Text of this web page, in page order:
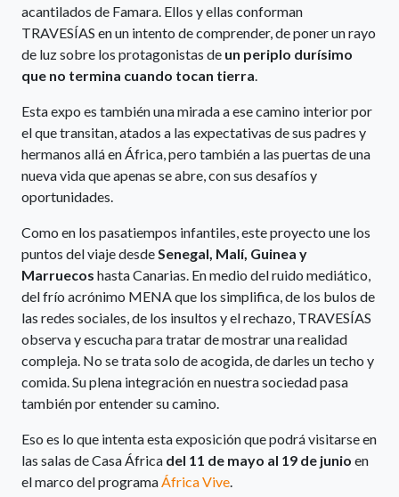
acantilados de Famara. Ellos y ellas conforman
TRAVESÍAS en un intento de comprender, de poner un rayo
de luz sobre los protagonistas de un periplo durísimo
que no termina cuando tocan tierra.
Esta expo es también una mirada a ese camino interior por
el que transitan, atados a las expectativas de sus padres y
hermanos allá en África, pero también a las puertas de una
nueva vida que apenas se abre, con sus desafíos y
oportunidades.
Como en los pasatiempos infantiles, este proyecto une los
puntos del viaje desdeSenegal, Malí, Guinea y
Marruecos hasta Canarias. En medio del ruido mediático,
del frío acrónimo MENA que los simplifica, de los bulos de
las redes sociales, de los insultos y el rechazo, TRAVESÍAS
observa y escucha para tratar de mostrar una realidad
compleja. No se trata solo de acogida, de darles un techo y
comida. Su plena integración en nuestra sociedad pasa
también por entender su camino.
Eso es lo que intenta esta exposición que podrá visitarse en
las salas de Casa África del 11 de mayo al 19 de junio en
el marco del programaÁfrica Vive.